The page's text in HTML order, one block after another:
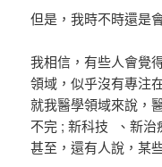
但是，我時不時還是
我相信，有些人會覺
領域，似乎沒有專注
就我醫學領域來說，
不完 ; 新科技 、新治
甚至，還有人說，某